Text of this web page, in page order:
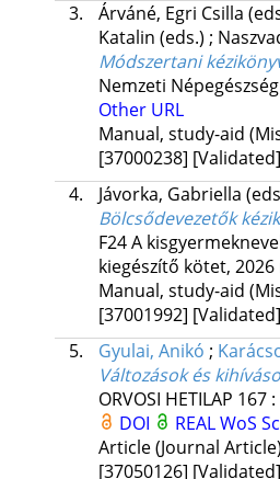
3.
Árváné, Egri Csilla
Katalin (eds.) ;
Módszertani
Nemzeti
Other URL
Manual, study-aid
[37000238] [Validated]
4.
Jávorka, Gabriella
Bölcsődevezetők
F24 A
kiegészítő kötet,
Manual, study-aid
[37001992] [Validated]
5.
Gyulai, Anikó ;
Változások és
ORVOSI HETILAP 167:
DOI
REALWoS
Article (Journal
[37050126] [Validated]